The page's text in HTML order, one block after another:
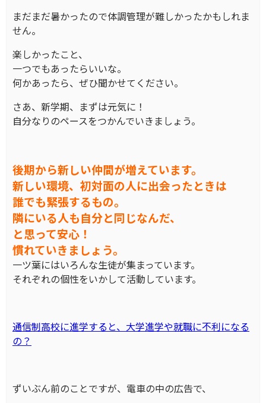
まだまだ暑かったので体調管理が難しかったかもしれま
せん。
楽しかったこと、
一つでもあったらいいな。
何かあったら、ぜひ聞かせてください。
さあ、新学期、まずは元気に！
自分なりのペースをつかんでいきましょう。
後期から新しい仲間が増えています。
新しい環境、初対面の人に出会ったときは
誰でも緊張するもの。
隣にいる人も自分と同じなんだ、
と思って安心！
慣れていきましょう。
一ツ葉にはいろんな生徒が集まっています。
それぞれの個性をいかして活動しています。
通信制高校に進学すると、大学進学や就職に不利になる
の？
ずいぶん前のことですが、電車の中の広告で、